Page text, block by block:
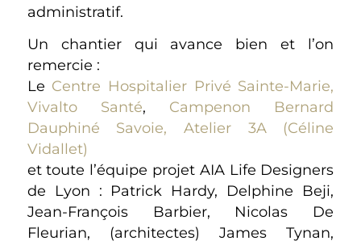
administratif.
Un chantier qui avance bien et l’on
remercie :
Le Centre Hospitalier Privé Sainte-Marie,
Vivalto Santé, Campenon Bernard
Dauphiné Savoie, Atelier 3A (Céline
Vidallet)
et toute l’équipe projet AIA Life Designers
de Lyon : Patrick Hardy, Delphine Beji,
Jean-François Barbier, Nicolas De
Fleurian, (architectes) James Tynan,